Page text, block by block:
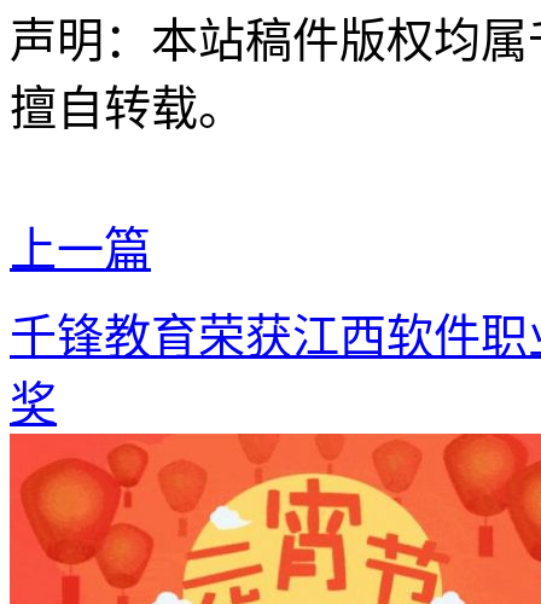
声明：本站稿件版权均
擅自转载。
上一篇
千锋教育荣获江西软件
奖